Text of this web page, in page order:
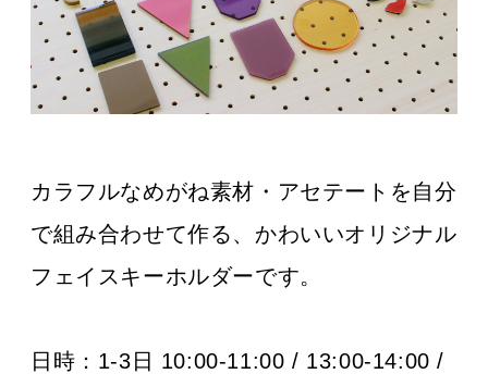
カラフルなめがね素材・アセテートを自分
で組み合わせて作る、かわいいオリジナル
フェイスキーホルダーです。
日時： 1-3日 10:00-11:00 / 13:00-14:00 /